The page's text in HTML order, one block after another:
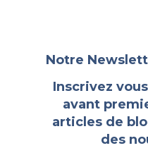
Notre
Inscrivez
avant
articles de
des